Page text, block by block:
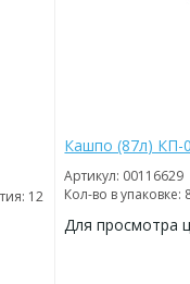
12
Кашпо (87л) КП-
Артикул: 00116629
Кол-во в упаковке:
Для просмотра